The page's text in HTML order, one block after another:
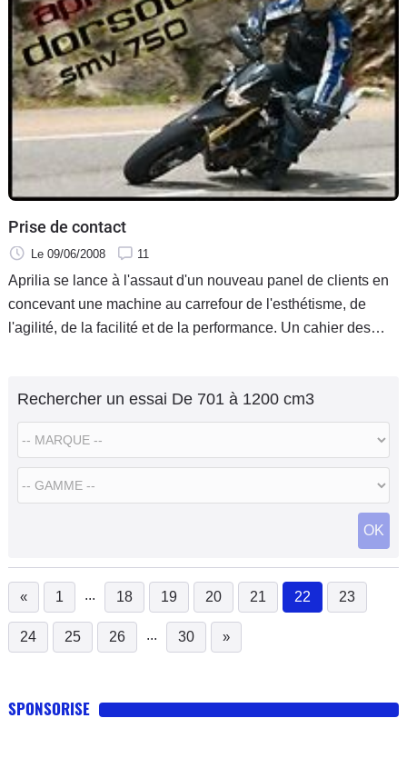
Prise de contact
Le 09/06/2008 11
Aprilia se lance à l'assaut d'un nouveau panel de clients en
concevant une machine au carrefour de l'esthétisme, de
l'agilité, de la facilité et de la performance. Un cahier des
du prix excessif des modèles exotiques.
Rechercher un essai De 701 à 1200 cm3
OK
« 1 ... 18 19 20 21 22
(current)
23
24 25 26 ... 30 »
SPONSORISE